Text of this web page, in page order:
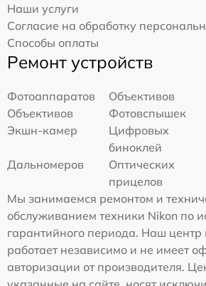
Наши услуги
Согласие на обработку
Способы оплаты
Ремонт устройств
Фотоаппаратов
Объективов
Объективов
Фотовспышек
Экшн-камер
Цифровых
биноклей
Дальномеров
Оптических
прицелов
Мы занимаемся ремонтом и
обслуживанием техники Nikon по
гарантийного периода. Наш центр
работает независимо и не имеет
авторизации от производителя.